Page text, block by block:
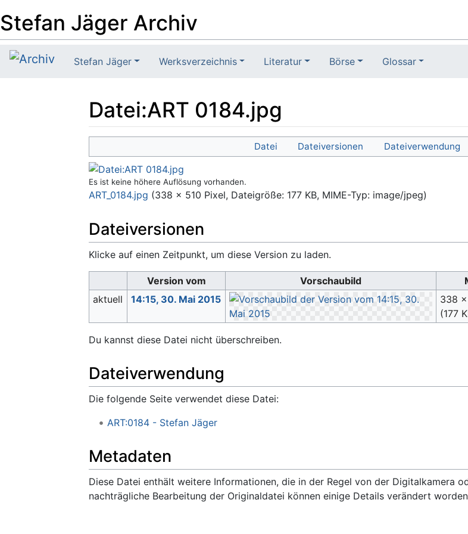
Stefan Jäger Archiv
Stefan Jäger Werksverzeichnis Literatur Börse Glossar
Datei:ART 0184.jpg
Datei Dateiversionen Dateiverwendung
Es ist keine höhere Auflösung vorhanden.
ART_0184.jpg (338 × 510 Pixel, Dateigröße: 177 KB, MIME-Typ: image/jpeg)
Dateiversionen
Klicke auf einen Zeitpunkt, um diese Version zu laden.
Version vom Vorschaubild
aktuell
14:15, 30. Mai 2015
338
(177
Du kannst diese Datei nicht überschreiben.
Dateiverwendung
Die folgende Seite verwendet diese Datei:
ART:0184 - Stefan Jäger
Metadaten
Diese Datei enthält weitere Informationen, die in der Regel von der Digitalkamera
nachträgliche Bearbeitung der Originaldatei können einige Details verändert